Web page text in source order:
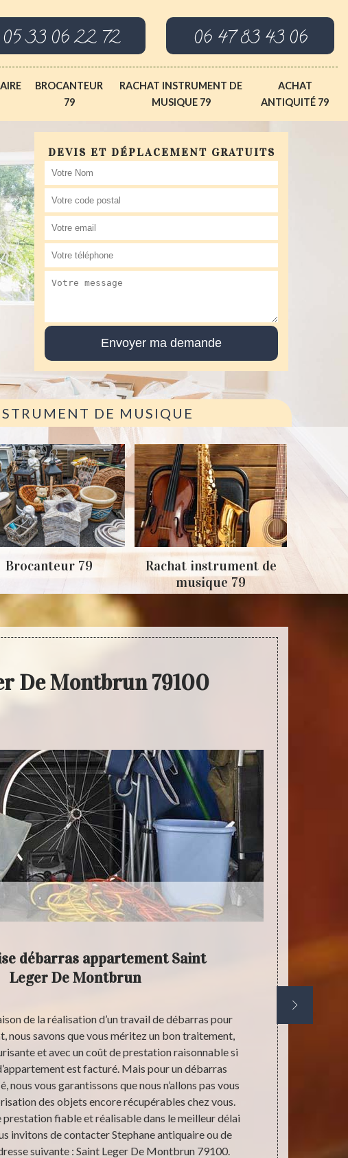
05 33 06 22 72 06 47 83 43 06
BROCANTEUR
79
RACHAT INSTRUMENT DE
MUSIQUE 79
ACHAT
ANTIQUITÉ 79
DEVIS ET DÉPLACEMENT GRATUITS
DE MUSIQUE
Brocanteur 79
Rachat instrument de
musique 79
De Montbrun 79100
débarras appartement Saint
Leger De Montbrun
de la réalisation d’un travail de débarras pour
nous savons que vous méritez un bon traitement,
et avec un coût de prestation raisonnable si
est facturé. Mais pour un débarras
nous vous garantissons que nous n’allons pas vous
des objets encore récupérables chez vous.
prestation fiable et réalisable dans le meilleur délai
invitons de contacter Stephane antiquaire ou de
suivante : Saint Leger De Montbrun 79100.